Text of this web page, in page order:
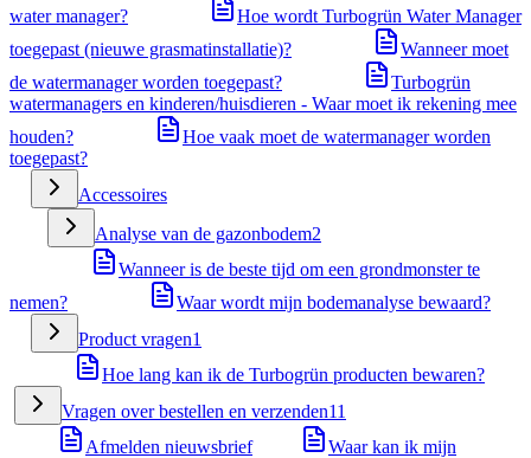
water manager?
Hoe wordt Turbogrün Water Manager
toegepast (nieuwe grasmatinstallatie)?
Wanneer moet
de watermanager worden toegepast?
Turbogrün
watermanagers en kinderen/huisdieren - Waar moet ik rekening mee
houden?
Hoe vaak moet de watermanager worden
toegepast?
Accessoires
Analyse van de gazonbodem2
Wanneer is de beste tijd om een grondmonster te
nemen?
Waar wordt mijn bodemanalyse bewaard?
Product vragen1
Hoe lang kan ik de Turbogrün producten bewaren?
Vragen over bestellen en verzenden11
Afmelden nieuwsbrief
Waar kan ik mijn